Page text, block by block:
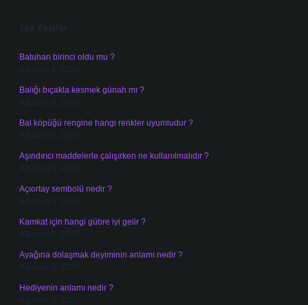
Son Yazılar
Batuhan birinci oldu mu ?
Ağustos 6, 2026
Balığı bıçakla kesmek günah mı ?
Ağustos 5, 2026
Bal köpüğü rengine hangi renkler uyumludur ?
Ağustos 5, 2026
Aşındırıcı maddelerle çalışırken ne kullanılmalıdır ?
Ağustos 5, 2026
Açıortay sembolü nedir ?
Ağustos 5, 2026
Kamkat için hangi gübre iyi gelir ?
Ağustos 5, 2026
Ayağına dolaşmak deyiminin anlamı nedir ?
Ağustos 5, 2026
Hediyenin anlamı nedir ?
Ağustos 5, 2026